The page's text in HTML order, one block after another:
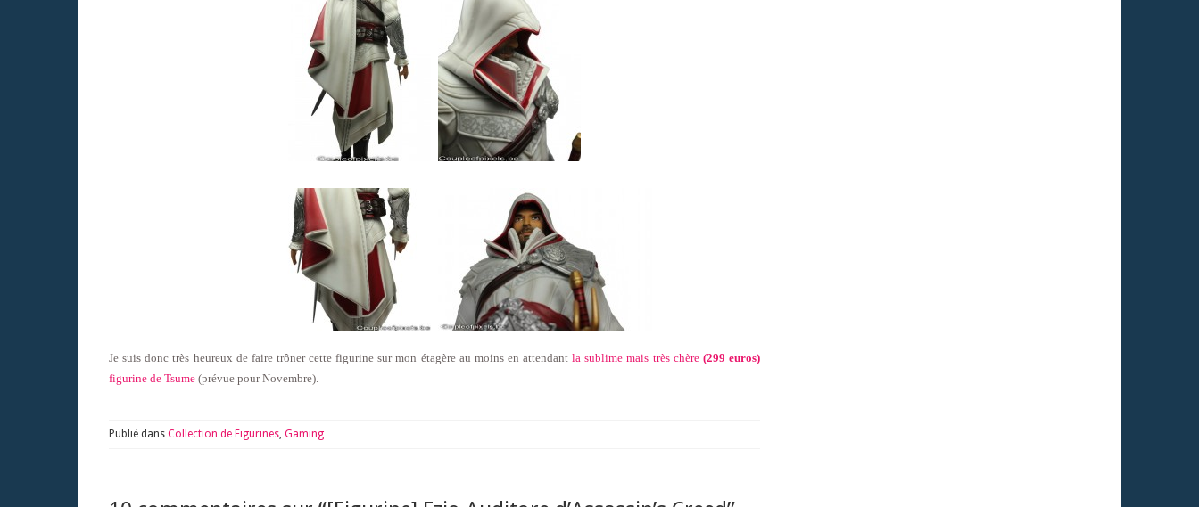
Je suis donc très heureux de faire trôner cette figurine sur mon étagère au moins en attendantla sublime mais très chère (299 euros)
figurine de Tsume (prévue pour Novembre).
Publié dans Collection de Figurines, Gaming